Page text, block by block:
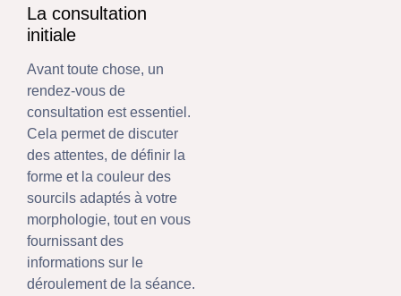
La consultation
initiale
Avant toute chose, un
rendez-vous de
consultation est essentiel.
Cela permet de discuter
des attentes, de définir la
forme et la couleur des
sourcils adaptés à votre
morphologie, tout en vous
fournissant des
informations sur le
déroulement de la séance.